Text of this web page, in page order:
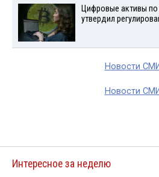
Цифровые активы
утвердил
Новости
Новости
Интересное за неделю